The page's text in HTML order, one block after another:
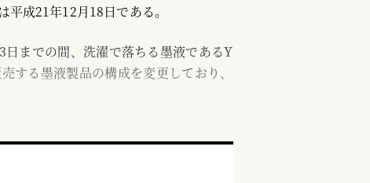
成21年12月18日である。
までの間、洗濯で落ちる墨液であるY
する墨液製品の構成を変更しており、